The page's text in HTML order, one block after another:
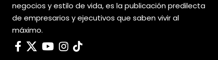
negocios y estilo de vida, es la publicación predilecta
de empresarios y ejecutivos que saben vivir al
máximo.